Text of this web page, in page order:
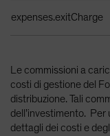
expenses.exitCharge
Le commissioni a
costi di gestione del
distribuzione. Tali
dell’investimento.
dettagli dei costi e